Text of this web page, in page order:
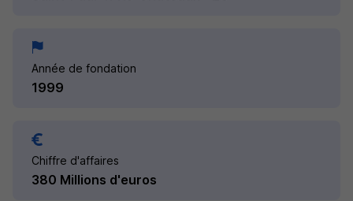
Année de fondation
1999
Chiffre d'affaires
380 Millions d'euros